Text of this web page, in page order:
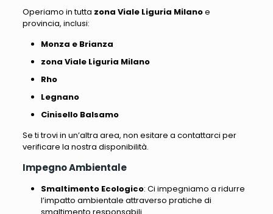
Operiamo in tutta zona Viale Liguria Milanoe
provincia, inclusi:
Monza e Brianza
zona Viale Liguria Milano
Rho
Legnano
Cinisello Balsamo
Se ti trovi in un’altra area, non esitare a contattarci per
verificare la nostra disponibilità.
Impegno Ambientale
Smaltimento Ecologico: Ci impegniamo a ridurre
l’impatto ambientale attraverso pratiche di